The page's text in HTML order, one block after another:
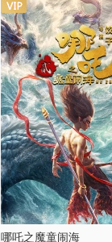
哪吒之魔童闹海